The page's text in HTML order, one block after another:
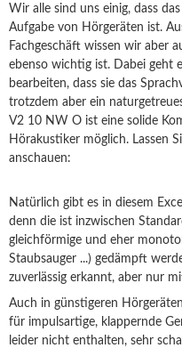
Wir alle sind uns einig, dass
Aufgabe von Hörgeräten ist.
Fachgeschäft wissen wir aber
ebenso wichtig ist. Dabei geht
bearbeiten, dass sie das
trotzdem aber ein
V2 10 NW O ist eine solide
Hörakustiker möglich. Lassen
anschauen:
Natürlich gibt es in diesem
denn die ist inzwischen
gleichförmige und eher
Staubsauger ...) gedämpft
zuverlässig erkannt, aber nur
Auch in günstigeren
für impulsartige, klappernde
leider nicht enthalten, sehr